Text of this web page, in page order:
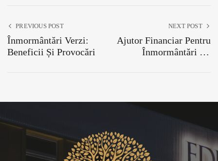
PREVIOUS POST
Înmormântări Verzi:
Beneficii Și Provocări
NEXT POST
Ajutor Financiar Pentru
Înmormântări Cu